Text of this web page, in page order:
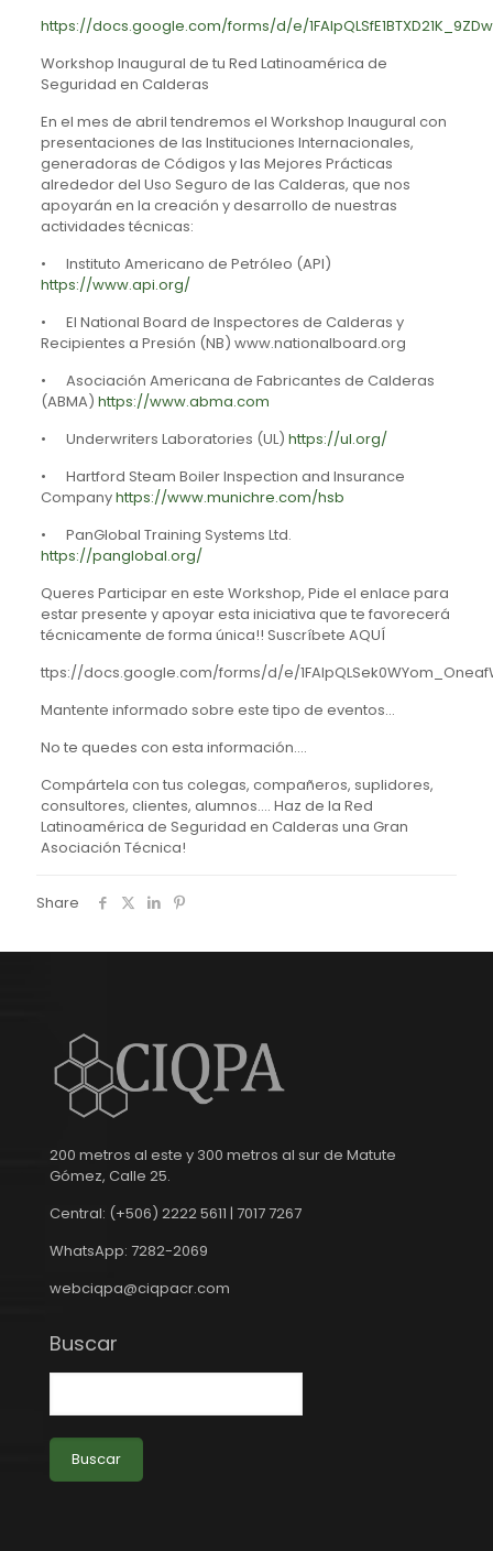
https://docs.google.com/forms/d/e/
Workshop Inaugural de tu Red Latinoamérica de
Seguridad en Calderas
En el mes de abril tendremos el Workshop Inaugural con
presentaciones de las Instituciones Internacionales,
generadoras de Códigos y las Mejores Prácticas
alrededor del Uso Seguro de las Calderas, que nos
apoyarán en la creación y desarrollo de nuestras
actividades técnicas:
• Instituto Americano de Petróleo (API)
https://www.api.org/
• El National Board de Inspectores de Calderas y
Recipientes a Presión (NB) www.nationalboard.org
• Asociación Americana de Fabricantes de Calderas
(ABMA) https://www.abma.com
• Underwriters Laboratories (UL) https://ul.org/
• Hartford Steam Boiler Inspection and Insurance
Companyhttps://www.munichre.com/hsb
• PanGlobal Training Systems Ltd.
https://panglobal.org/
Queres Participar en este Workshop, Pide el enlace para
estar presente y apoyar esta iniciativa que te favorecerá
técnicamente de forma única!! Suscríbete AQUÍ
ttps://docs.google.com/forms/d/e/
Mantente informado sobre este tipo de eventos…
No te quedes con esta información….
Compártela con tus colegas, compañeros, suplidores,
consultores, clientes, alumnos…. Haz de la Red
Latinoamérica de Seguridad en Calderas una Gran
Asociación Técnica!
Share
200 metros al este y 300 metros al sur de Matute
Gómez, Calle 25.
Central: (+506) 2222 5611 | 7017 7267
WhatsApp: 7282-2069
webciqpa@ciqpacr.com
Buscar
Buscar